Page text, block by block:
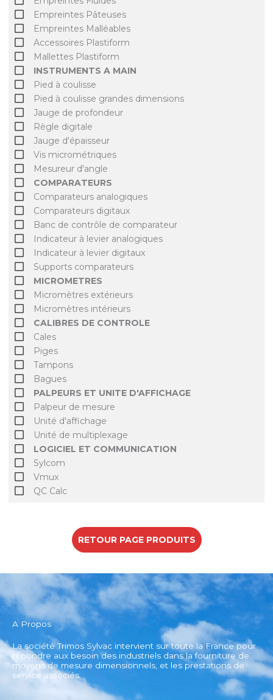
Empreintes Pâteuses
Empreintes Malléables
Accessoires Plastiform
Mallettes Plastiform
INSTRUMENTS A MAIN
Pied à coulisse
Pied à coulisse grandes dimensions
Jauge de profondeur
Règle digitale
Jauge d'épaisseur
Vis micrométriques
Mesureur d'angle
COMPARATEURS
Comparateurs analogiques
Comparateurs digitaux
Banc de contrôle de comparateur
Indicateur à levier analogiques
Indicateur à levier digitaux
Supports comparateurs
MICROMETRES
Micromètres extérieurs
Micromètres intérieurs
CALIBRES DE CONTROLE
Cales
Piges
Tampons
Bagues
PALPEURS ET UNITE D'AFFICHAGE
Palpeur de mesure
Unité d'affichage
Unité de multiplexage
LOGICIEL ET COMMUNICATION
Sylcom
Vmux
QC Calc
RETOUR PAGE PRODUITS
A Propos
La société Trimos Sylvac intervient sur toute la France pour
répondre aux besoin des industriels dans la fourniture de
moyens de mesure dimensionnels, et les prestations de
service associés.